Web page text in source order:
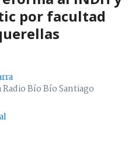
por facultad
Bío Bío Santiago